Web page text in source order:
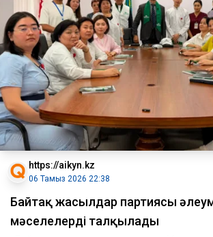
https://aikyn.kz
06 Тамыз 2026 22:38
Байтақ жасылдар партиясы
мәселелерді талқылады